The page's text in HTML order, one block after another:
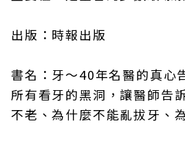
出版：時報出版
書名：牙～40年名醫的真心
所有看牙的黑洞，讓醫師告
不老、為什麼不能亂拔牙、